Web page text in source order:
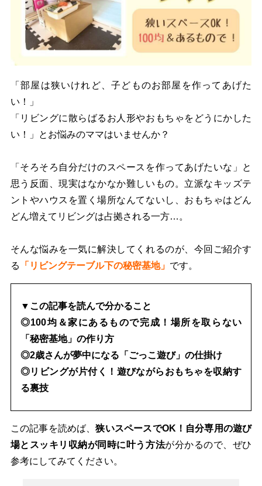
「部屋は狭いけれど、子どものお部屋を作ってあげた
い！」
「リビングに散らばるお人形やおもちゃをどうにかした
い！」とお悩みのママはいませんか？
「そろそろ自分だけのスペースを作ってあげたいな」と
思う反面、現実はなかなか難しいもの。立派なキッズテ
ントやハウスを置く場所なんてないし、おもちゃはどん
どん増えてリビングは占拠される一方…。
そんな悩みを一気に解決してくれるのが、今回ご紹介す
る
「リビングテーブル下の秘密基地」 です。
▼この記事を読んで分かること
◎100均＆家にあるもので完成！場所を取らない
「秘密基地」の作り方
◎2歳さんが夢中になる「ごっこ遊び」の仕掛け
◎リビングが片付く！遊びながらおもちゃを収納す
る裏技
この記事を読めば、狭いスペースでOK！自分専用の遊び
場とスッキリ収納が同時に叶う方法が分かるので、ぜひ
参考にしてみてください。